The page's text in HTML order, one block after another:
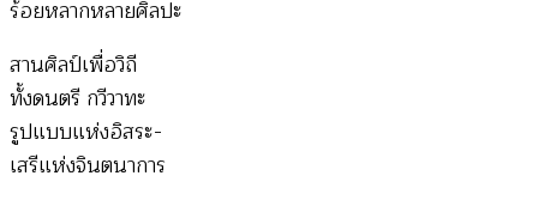
ร้อยหลากหลายศิลปะ
สานศิลป์เพื่อวิถี
ทั้งดนตรี กวีวาทะ
รูปแบบแห่งอิสระ-
เสรีแห่งจินตนาการ